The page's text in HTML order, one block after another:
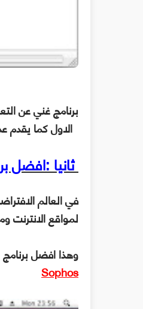
برنامج غني عن
الاول كما يقدم
ثانيا :افضل برامج الانتي سبايوير
في العالم
لمواقع الانترنت
وهذا افضل برنامج
Sophos